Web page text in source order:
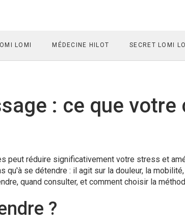
LOMI MÉDECINE HILOT SECRET LOMI
: ce que votre
peut réduire significativement votre stress et
se détendre : il agit sur la douleur, la
quand consulter, et comment choisir la
?